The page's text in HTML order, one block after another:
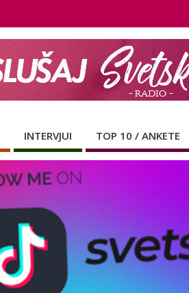
INTERVJUI TOP 10 / ANKETE